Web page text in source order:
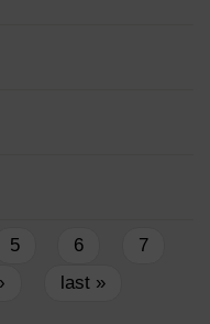
5 6
7
last »